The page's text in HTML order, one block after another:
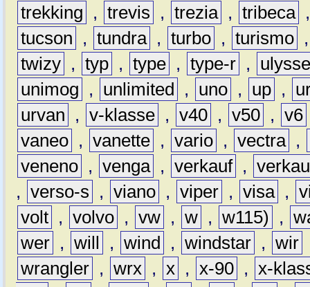
trekking
, trevis , trezia , tribeca
tucson
, tundra , turbo , turismo
twizy , typ , type , type-r ,
unimog
, unlimited , uno , up ,
urvan
, v-klasse , v40 , v50 , v6
vaneo , vanette , vario , vectra ,
veneno , venga , verkauf ,
, verso-s , viano , viper , visa ,
volt , volvo , vw , w , w115) ,
wer , will , wind , windstar , wir
wrangler , wrx , x , x-90 , x-